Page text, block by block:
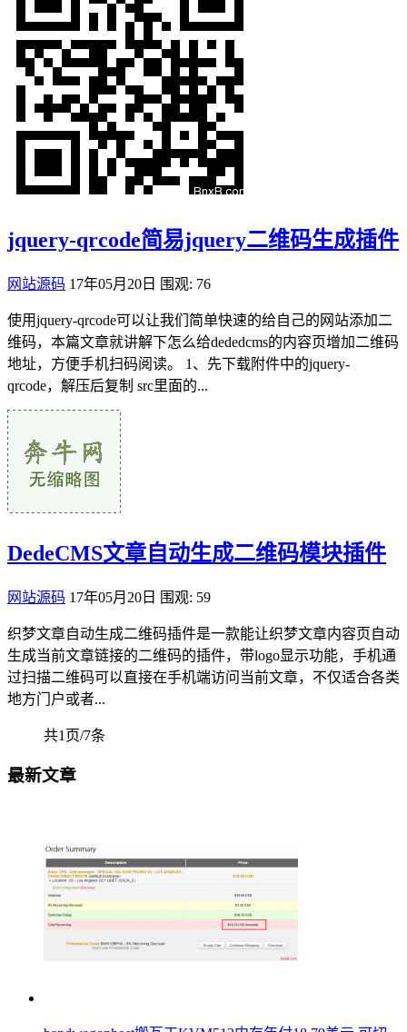
jquery-qrcode简易jquery二维码生成插件
网站源码 17年05月20日 围观: 76
使用jquery-qrcode可以让我们简单快速的给自己的网站添加二
维码，本篇文章就讲解下怎么给dededcms的内容页增加二维码
地址，方便手机扫码阅读。 1、先下载附件中的jquery-
qrcode，解压后复制 src里面的...
DedeCMS文章自动生成二维码模块插件
网站源码 17年05月20日 围观: 59
织梦文章自动生成二维码插件是一款能让织梦文章内容页自动
生成当前文章链接的二维码的插件，带logo显示功能，手机通
过扫描二维码可以直接在手机端访问当前文章，不仅适合各类
地方门户或者...
共1页/7条
最新文章